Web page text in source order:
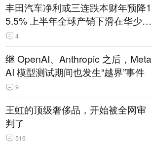
丰田汽车净利或三连跌本财年预降1
5.5% 上半年全球产销下滑在华少卖
14.3万辆
4
继 OpenAI、Anthropic 之后，Meta
AI 模型测试期间也发生“越界”事件
9
王虹的顶级奢侈品，开始被全网审
判了
516